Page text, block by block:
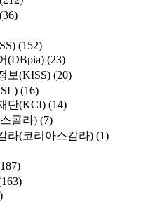
(36)
(152)
(DBpia) (23)
보(KISS) (20)
(16)
단(KCI) (14)
콜라) (7)
라(코리아스칼라) (1)